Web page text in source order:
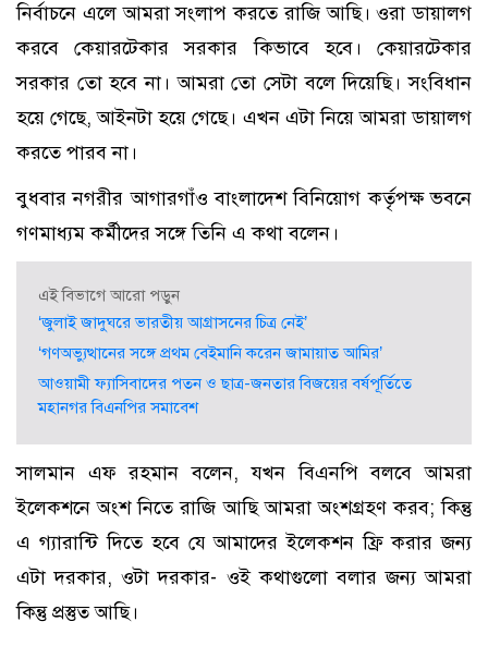
নির্বাচনে এলে আমরা সংলাপ করতে রাজি আছি। ওরা ডায়ালগ
করবে কেয়ারটেকার সরকার কিভাবে হবে। কেয়ারটেকার
সরকার তো হবে না। আমরা তো সেটা বলে দিয়েছি। সংবিধান
হয়ে গেছে, আইনটা হয়ে গেছে। এখন এটা নিয়ে আমরা ডায়ালগ
করতে পারব না।
বুধবার নগরীর আগারগাঁও বাংলাদেশ বিনিয়োগ কর্তৃপক্ষ ভবনে
গণমাধ্যম কর্মীদের সঙ্গে তিনি এ কথা বলেন।
এই বিভাগে আরো পড়ুন
‘জুলাই জাদুঘরে ভারতীয় আগ্রাসনের চিত্র নেই’
‘গণঅভ্যুত্থানের সঙ্গে প্রথম বেইমানি করেন জামায়াত আমির’
আওয়ামী ফ্যাসিবাদের পতন ও ছাত্র-জনতার বিজয়ের বর্ষপূর্তিতে
মহানগর বিএনপির সমাবেশ
সালমান এফ রহমান বলেন, যখন বিএনপি বলবে আমরা
ইলেকশনে অংশ নিতে রাজি আছি আমরা অংশগ্রহণ করব; কিন্তু
এ গ্যারান্টি দিতে হবে যে আমাদের ইলেকশন ফ্রি করার জন্য
এটা দরকার, ওটা দরকার- ওই কথাগুলো বলার জন্য আমরা
কিন্তু প্রস্তুত আছি।